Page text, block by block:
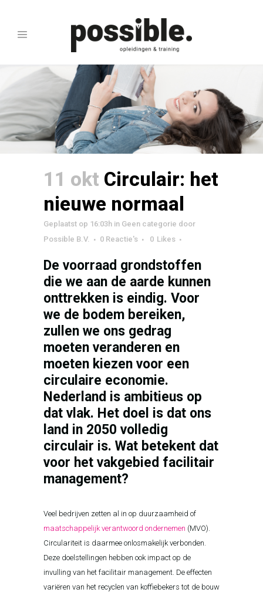
11 okt Circulair: het
nieuwe normaal
Geplaatst op 16:03h in Geen categorie door
Possible B.V.
0 Reactie's 0 Likes
De voorraad grondstoffen
die we aan de aarde kunnen
onttrekken is eindig. Voor
we de bodem bereiken,
zullen we ons gedrag
moeten veranderen en
moeten kiezen voor een
circulaire economie.
Nederland is ambitieus op
dat vlak. Het doel is dat ons
land in 2050 volledig
circulair is. Wat betekent dat
voor het vakgebied facilitair
management?
Veel bedrijven zetten al in op duurzaamheid of
maatschappelijk verantwoord ondernemen (MVO).
Circulariteit is daarmee onlosmakelijk verbonden.
Deze doelstellingen hebben ook impact op de
invulling van het facilitair management. De effecten
variëren van het recyclen van koffiebekers tot de bouw